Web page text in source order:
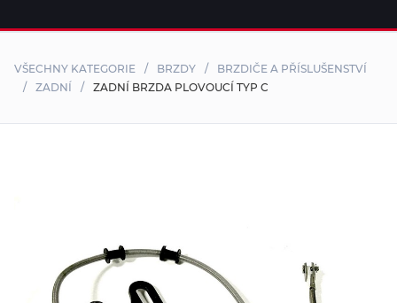
SHOP
Rival
Trophy
Výsledky
VŠECHNY KATEGORIE BRZDY
BRZDIČE A PŘÍSLUŠENSTVÍ
ZADNÍ
ZADNÍ BRZDA PLOVOUCÍ TYP C